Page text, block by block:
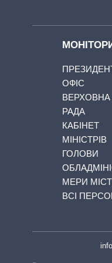
ПРЕЗИДЕНТ
ОФІС
ВЕРХОВНА
РАДА
КАБІНЕТ
МІНІСТРІВ
ГОЛОВИ
МЕРИ МІСТ
ВСІ